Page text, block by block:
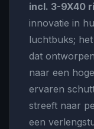
incl. 3-9X40
innovatie in
luchtbuks;
dat
naar een
ervaren
streeft naar
een